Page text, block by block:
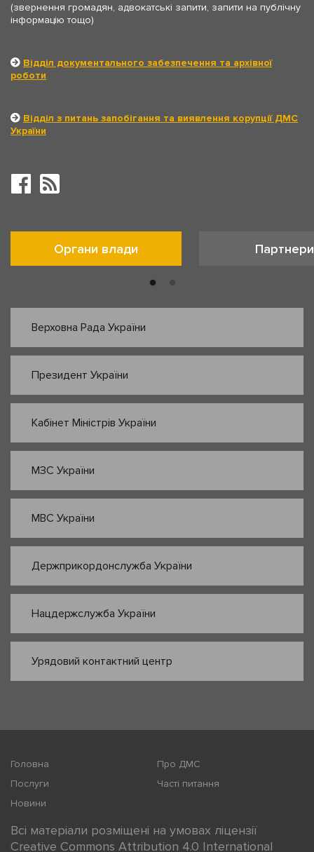
(звернення громадян, адвокатські запити, запити на публічну
інформацію тощо)
Відділ документального забезпечення та архівної
роботи
Відділ з питань запобігання та виявлення корупції ДМС
України
Органи влади Партнери
Верховна Рада України
Президент України
Кабінет Міністрів України
МЗС України
МВС України
Держприкордонслужба України
Нацдержслужба України
Урядовий контактний центр
Головна
Про ДМС
Послуги
Часті питання
Новини
Всі матеріали розміщені на умовах ліцензії
Creative Commons Attribution 4.0 International